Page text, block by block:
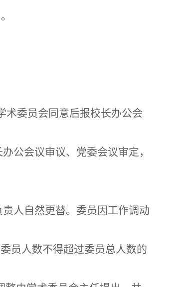
术委员会同意后报校长办公会
公会议审议、党委会议审定，
人自然更替。委员因工作调动
员人数不得超过委员总人数的